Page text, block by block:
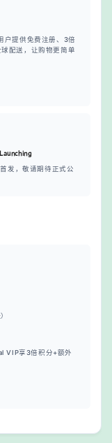
户提供免费注册、3倍
配送，让购物更简单
发，敬请期待正式公
VIP享3倍积分+额外